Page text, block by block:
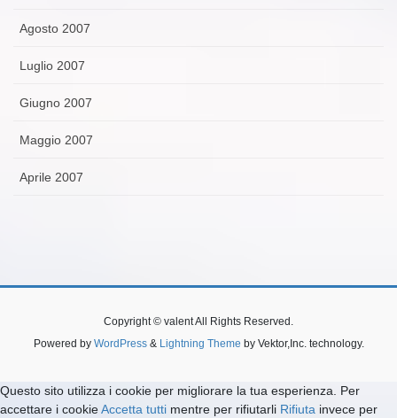
Agosto 2007
Luglio 2007
Giugno 2007
Maggio 2007
Aprile 2007
Copyright © valent All Rights Reserved.
Powered by WordPress& Lightning Theme by Vektor,Inc. technology.
Questo sito utilizza i cookie per migliorare la tua esperienza. Per
accettare i cookieAccetta tutti mentre per rifiutarli Rifiuta invece per